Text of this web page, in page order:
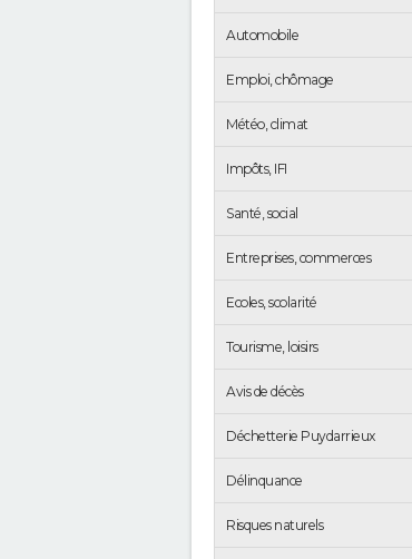
Automobile
Emploi, chômage
Météo, climat
Impôts, IFI
Santé, social
Entreprises, commerces
Ecoles, scolarité
Tourisme, loisirs
Avis de décès
Déchetterie Puydarrieux
Délinquance
Risques naturels